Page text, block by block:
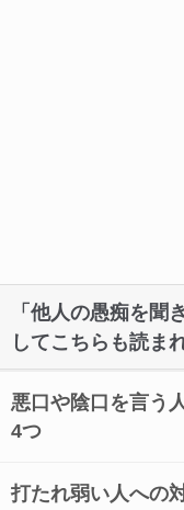
「他人の愚痴を聞
してこちらも読ま
悪口や陰口を言う
4つ
打たれ弱い人への